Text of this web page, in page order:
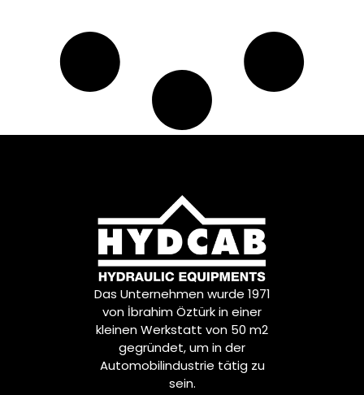
Das Unternehmen wurde 1971
von İbrahim Öztürk in einer
kleinen Werkstatt von 50 m2
gegründet, um in der
Automobilindustrie tätig zu
sein.